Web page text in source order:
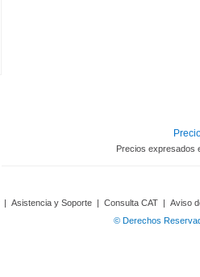
Precios expresados
| Asistencia y Soporte | Consulta CAT | Aviso
© Derechos